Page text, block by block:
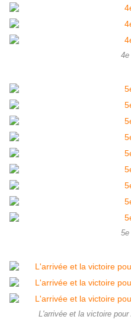
4e
5e
L'arrivée et la victoire